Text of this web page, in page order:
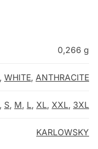
0,266 g
, WHITE, ANTHRACITE
, S, M, L, XL, XXL, 3XL
KARLOWSKY